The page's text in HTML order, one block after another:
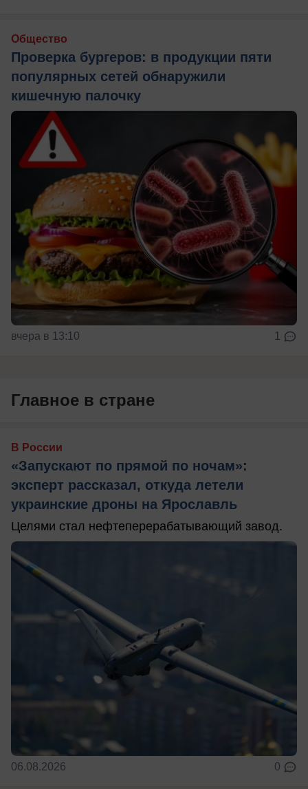
Общество
Проверка бургеров: в продукции пяти
популярных сетей обнаружили
кишечную палочку
вчера в 13:10 1
Главное в стране
В России
«Запускают по прямой по ночам»:
эксперт рассказал, откуда летели
украинские дроны на Ярославль
Целями стал нефтеперерабатывающий завод.
06.08.2026 0